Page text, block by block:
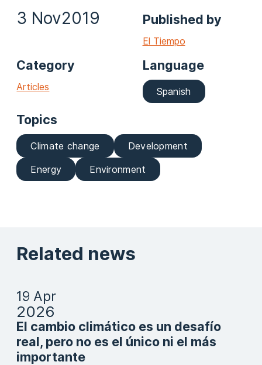
3 Nov2019 Published by
El Tiempo
Category
Articles
Language
Spanish
Topics
Climate change
Development
Energy
Environment
Related news
19 Apr
2026
El cambio climático es un desafío
real, pero no es el único ni el más
importante